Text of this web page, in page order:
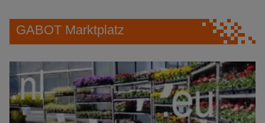
GABOT Marktplatz